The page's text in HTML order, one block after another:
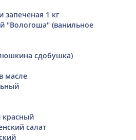
запеченая 1 кг
"Вологоша" (ванильное
сдобушка)
масле
салат